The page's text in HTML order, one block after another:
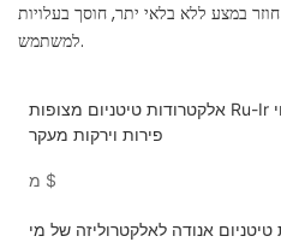
במצע ללא בלאי יתר, חוסך בעלויות
למשתמש.
אלקטרודות טיטניום מצופות Ru-Ir אנודה לחיטוי
פירות וירקות מעקר
$
אנודה לאלקטרוליזה של מי